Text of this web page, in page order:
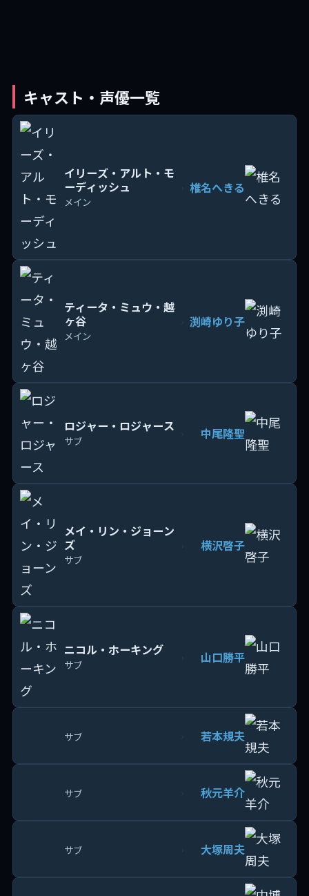
キャスト・声優一覧
イリーズ・アルト・モ
ーディッシュ
メイン
椎名へきる
ティータ・ミュウ・越
ヶ谷
メイン
渕崎ゆり子
ロジャー・ロジャース
サブ 中尾隆聖
メイ・リン・ジョーン
ズ
サブ
横沢啓子
ニコル・ホーキング
サブ 山口勝平
サブ 若本規夫
サブ 秋元羊介
サブ 大塚周夫